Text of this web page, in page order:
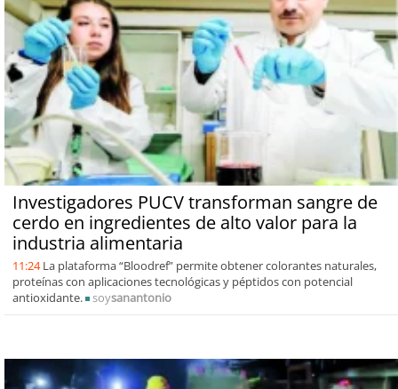
Investigadores PUCV transforman sangre de
cerdo en ingredientes de alto valor para la
industria alimentaria
11:24 La plataforma “Bloodref” permite obtener colorantes naturales,
proteínas con aplicaciones tecnológicas y péptidos con potencial
antioxidante.
soysanantonio